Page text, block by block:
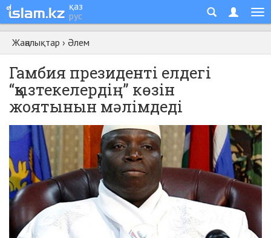
қаз
рус
Жаңалықтар › Әлем
Гамбия президенті елдегі
“қызтекелердің” көзін
жоятынын мәлімдеді